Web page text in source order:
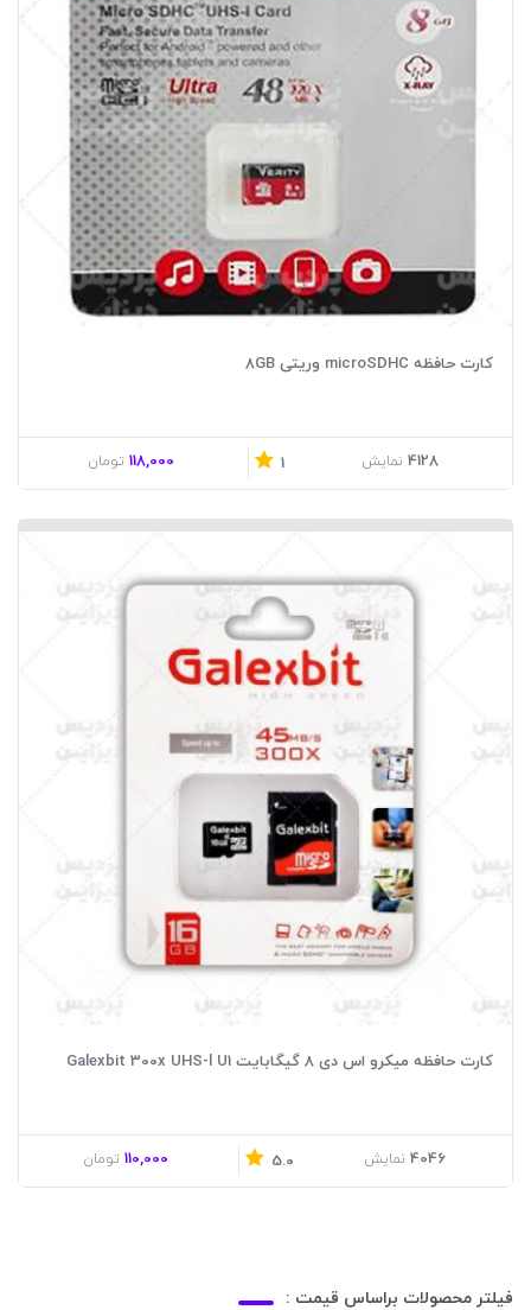
کارت حافظه microSDHC وریتی 8GB
4128 نمایش 1
118,000 تومان
کارت حافظه میکرو اس دی 8 گیگابایت Galexbit 300x UHS-l U1
4046 نمایش 5.0
110,000 تومان
فیلتر محصولات براساس قیمت :